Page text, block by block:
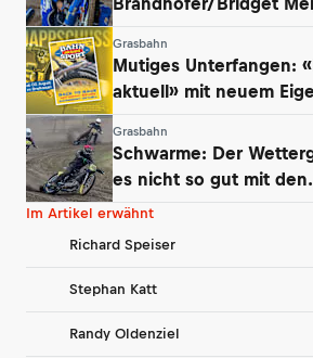
Grasbahn
Mutiges Unterfangen:
aktuell» mit neuem
Grasbahn
Schwarme: Der
es nicht so gut mit den
Niedersachsen
Im Artikel erwähnt
Richard Speiser
Stephan Katt
Randy Oldenziel